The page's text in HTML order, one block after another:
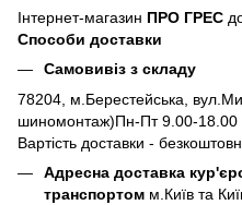
Інтернет-магазин ПРО ГРЕС
Способи доставки
Самовивіз з складу
78204, м.Берестейська,
шиномонтаж)Пн-Пт 9.00-
Вартість доставки -
Адресна доставка
транспортом м.Київ та